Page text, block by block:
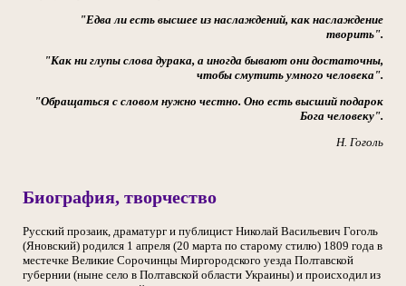
"Едва ли есть высшее из наслаждений, как наслаждение
творить".
"Как ни глупы слова дурака, а иногда бывают они достаточны,
чтобы смутить умного человека".
"Обращаться с словом нужно честно. Оно есть высший подарок
Бога человеку".
Н. Гоголь
Биография, творчество
Русский прозаик, драматург и публицист Николай Васильевич Гоголь
(Яновский) родился 1 апреля (20 марта по старому стилю) 1809 года в
местечке Великие Сорочинцы Миргородского уезда Полтавской
губернии (ныне село в Полтавской области Украины) и происходил из